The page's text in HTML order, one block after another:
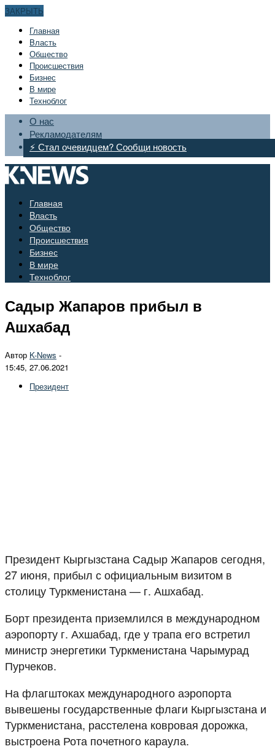
ЗАКРЫТЬ
Главная
Bласть
Общество
Происшествия
Бизнес
В мире
Техноблог
О нас
Рекламодателям
⚡ Стал очевидцем? Сообщи новость
Главная
Bласть
Общество
Происшествия
Бизнес
В мире
Техноблог
Садыр Жапаров прибыл в
Ашхабад
Автор K-News -
15:45, 27.06.2021
Президент
Президент Кыргызстана Садыр Жапаров сегодня,
27 июня, прибыл с официальным визитом в
столицу Туркменистана — г. Ашхабад.
Борт президента приземлился в международном
аэропорту г. Ахшабад, где у трапа его встретил
министр энергетики Туркменистана Чарымурад
Пурчеков.
На флагштоках международного аэропорта
вывешены государственные флаги Кыргызстана и
Туркменистана, расстелена ковровая дорожка,
выстроена Рота почетного караула.